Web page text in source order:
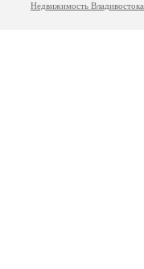
Недвижимость Владивостока